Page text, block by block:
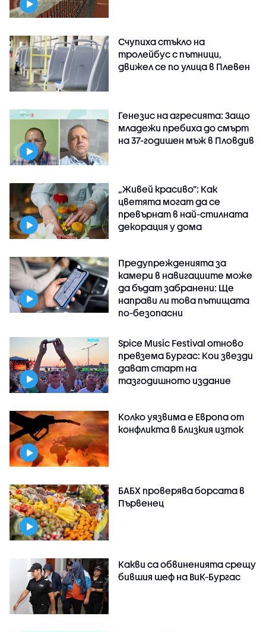
Счупиха стъкло на
тролейбус с пътници,
движел се по улица в Плевен
Генезис на агресията: Защо
младежи пребиха до смърт
на 37-годишен мъж в Пловдив
„Живей красиво”: Как
цветята могат да се
превърнат в най-стилната
декорация у дома
Предупрежденията за
камери в навигациите може
да бъдат забранени: Ще
направи ли това пътищата
по-безопасни
Spice Music Festival отново
превзема Бургас: Кои звезди
дават старт на
тазгодишното издание
Колко уязвима е Европа от
конфликта в Близкия изток
БАБХ проверява борсата в
Първенец
Какви са обвиненията срещу
бившия шеф на ВиК-Бургас